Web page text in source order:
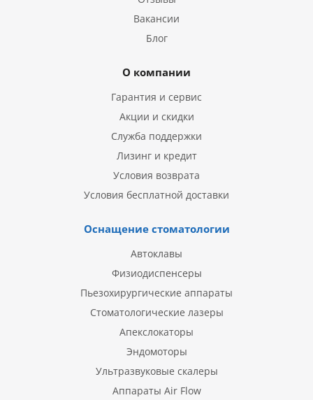
Вакансии
Блог
О компании
Гарантия и сервис
Акции и скидки
Служба поддержки
Лизинг и кредит
Условия возврата
Условия бесплатной доставки
Оснащение стоматологии
Автоклавы
Физиодиспенсеры
Пьезохирургические аппараты
Стоматологические лазеры
Апекслокаторы
Эндомоторы
Ультразвуковые скалеры
Аппараты Air Flow